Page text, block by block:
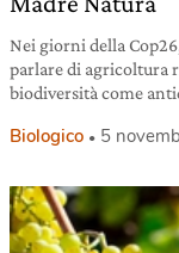
Nei giorni della
parlare di agricoltura
biodiversità come
Biologico 5